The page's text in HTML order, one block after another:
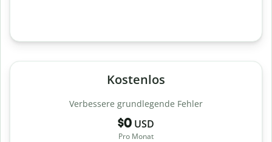
Kostenlos
Verbessere grundlegende Fehler
$0 USD
Pro Monat